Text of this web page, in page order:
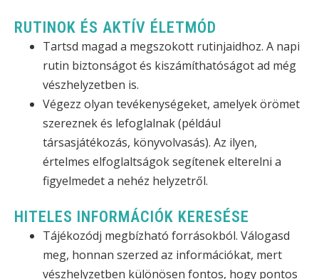
RUTINOK ÉS AKTÍV ÉLETMÓD
Tartsd magad a megszokott rutinjaidhoz. A napi
rutin biztonságot és kiszámíthatóságot ad még
vészhelyzetben is.
Végezz olyan tevékenységeket, amelyek örömet
szereznek és lefoglalnak (például
társasjátékozás, könyvolvasás). Az ilyen,
értelmes elfoglaltságok segítenek elterelni a
figyelmedet a nehéz helyzetről.
HITELES INFORMÁCIÓK KERESÉSE
Tájékozódj megbízható forrásokból. Válogasd
meg, honnan szerzed az információkat, mert
vészhelyzetben különösen fontos, hogy pontos